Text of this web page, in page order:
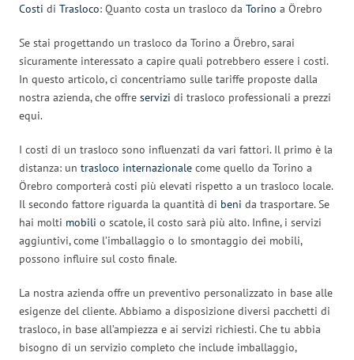
Costi di Trasloco: Quanto costa un trasloco da Torino a Örebro
Se stai progettando un trasloco da Torino a Örebro, sarai
sicuramente interessato a capire quali potrebbero essere i costi.
In questo articolo, ci concentriamo sulle tariffe proposte dalla
nostra azienda, che offre servizi di trasloco professionali a prezzi
equi.
I costi di un trasloco sono influenzati da vari fattori. Il primo è la
distanza: un trasloco internazionale come quello da Torino a
Örebro comporterà costi più elevati rispetto a un trasloco locale.
Il secondo fattore riguarda la quantità di beni da trasportare. Se
hai molti mobili o scatole, il costo sarà più alto. Infine, i servizi
aggiuntivi, come l’imballaggio o lo smontaggio dei mobili,
possono influire sul costo finale.
La nostra azienda offre un preventivo personalizzato in base alle
esigenze del cliente. Abbiamo a disposizione diversi pacchetti di
trasloco, in base all’ampiezza e ai servizi richiesti. Che tu abbia
bisogno di un servizio completo che include imballaggio,